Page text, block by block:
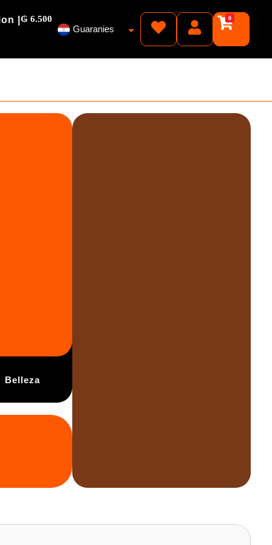
| ₲ 6.500
Guaranies
0
Belleza